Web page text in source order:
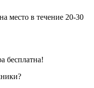
место в течение 20-30
бесплатна!